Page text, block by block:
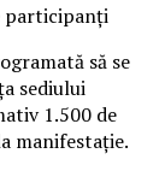
participanți
să se
sediului
1.500 de
manifestație.